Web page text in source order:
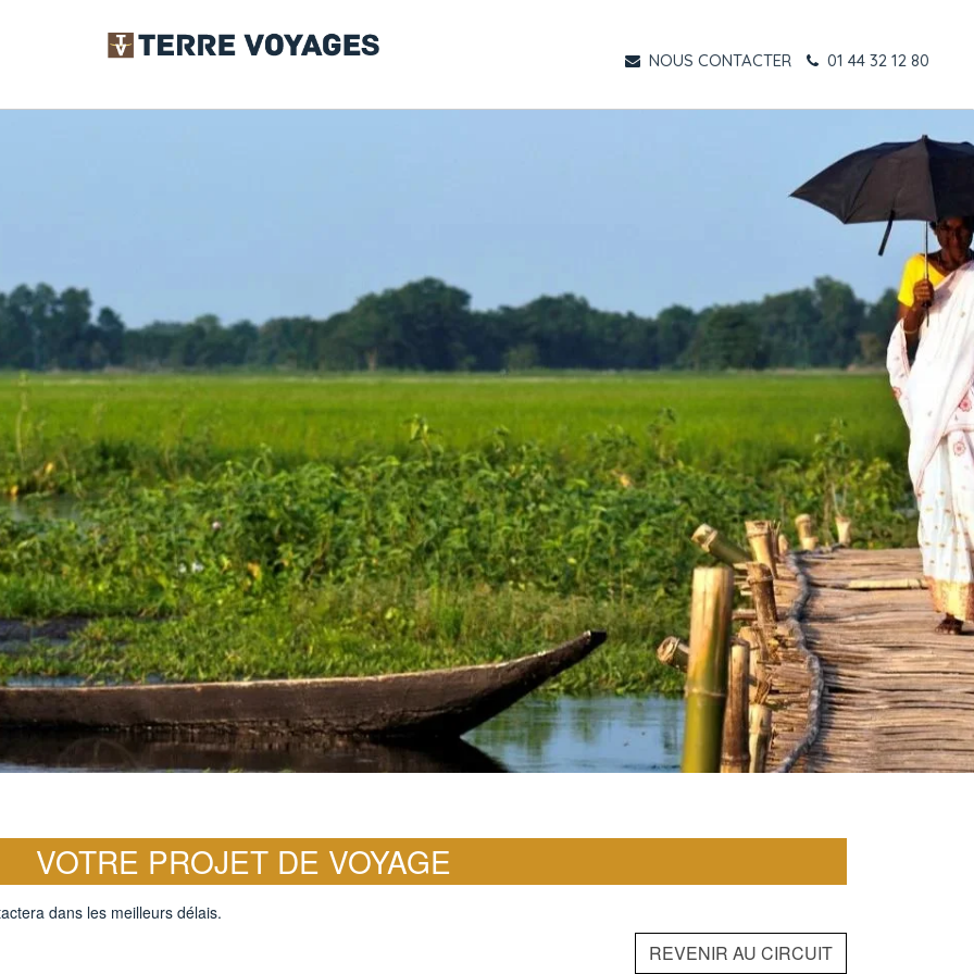
NOUS CONTACTER 01 44 32 12 80
VOTRE PROJET DE VOYAGE
dans les meilleurs délais.
REVENIR AU CIRCUIT